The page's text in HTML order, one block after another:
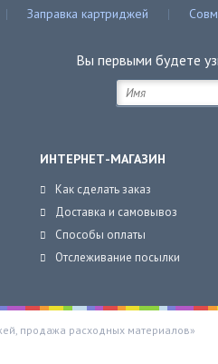
Заправка картриджей
Вы первыми будете
ИНТЕРНЕТ-МАГАЗИН
Как сделать заказ
Доставка и самовывоз
Способы оплаты
Отслеживание посылки
продажа расходных материалов»